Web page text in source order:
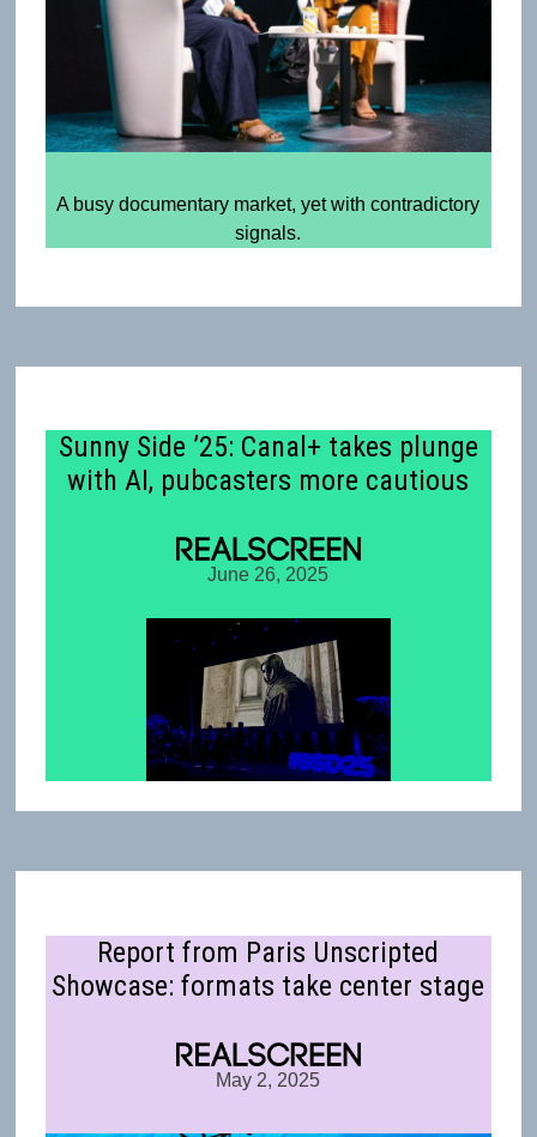
A busy documentary market, yet with contradictory
signals.
Sunny Side ’25: Canal+ takes plunge
with AI, pubcasters more cautious
June 26, 2025
Report from Paris Unscripted
Showcase: formats take center stage
May 2, 2025